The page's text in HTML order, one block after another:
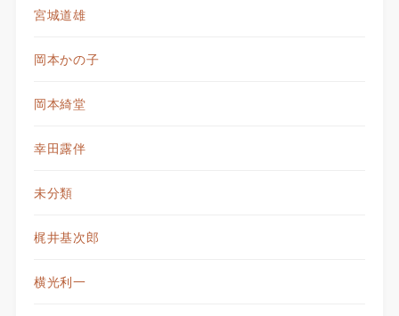
宮城道雄
岡本かの子
岡本綺堂
幸田露伴
未分類
梶井基次郎
横光利一